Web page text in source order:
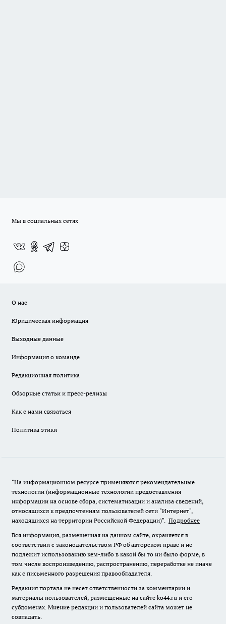
Мы в социальных сетях
О нас
Юридическая информация
Выходные данные
Информация о команде
Редакционная политика
Обзорные статьи и пресс-релизы
Как с нами связаться
Политика этики
"На информационном ресурсе применяются рекомендательные
технологии (информационные технологии предоставления
информации на основе сбора, систематизации и анализа сведений,
относящихся к предпочтениям пользователей сети "Интернет",
находящихся на территории Российской Федерации)". Подробнее
Вся информация, размещенная на данном сайте, охраняется в
соответствии с законодательством РФ об авторском праве и не
подлежит использованию кем-либо в какой бы то ни было форме, в
том числе воспроизведению, распространению, переработке не иначе
как с письменного разрешения правообладателя.
Редакция портала не несет ответственности за комментарии и
материалы пользователей, размещенные на сайте ko44.ru и его
субдоменах. Мнение редакции и пользователей сайта может не
совпадать.